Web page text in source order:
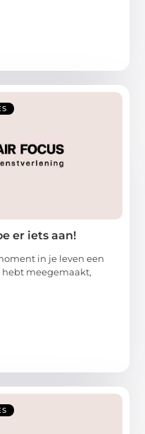
er iets aan!
in je leven een
meegemaakt,